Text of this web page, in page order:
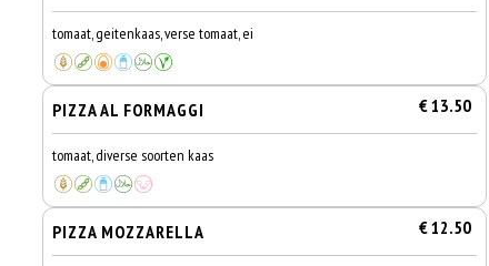
tomaat, geitenkaas, verse tomaat, ei
PIZZA AL FORMAGGI € 13.50
tomaat, diverse soorten kaas
PIZZA MOZZARELLA € 12.50